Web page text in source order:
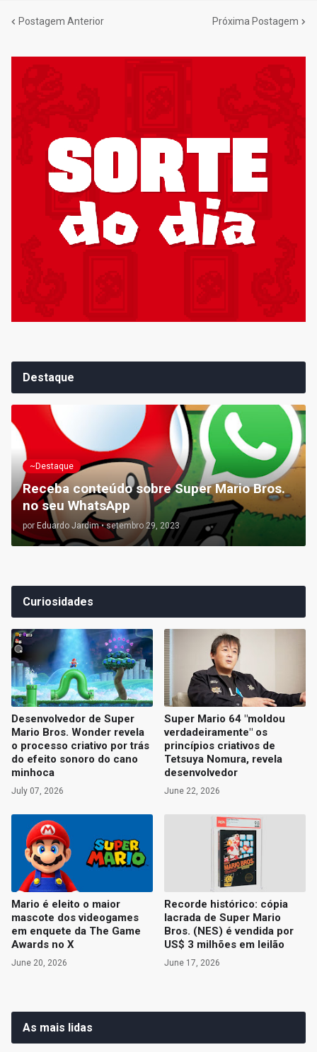
Postagem Anterior Próxima Postagem
Destaque
~Destaque
Receba conteúdo sobre Super Mario Bros.
no seu WhatsApp
por Eduardo Jardim • setembro 29, 2023
Curiosidades
Desenvolvedor de Super
Mario Bros. Wonder revela
o processo criativo por trás
do efeito sonoro do cano
minhoca
July 07, 2026
Super Mario 64 "moldou
verdadeiramente" os
princípios criativos de
Tetsuya Nomura, revela
desenvolvedor
June 22, 2026
Mario é eleito o maior
mascote dos videogames
em enquete da The Game
Awards no X
June 20, 2026
Recorde histórico: cópia
lacrada de Super Mario
Bros. (NES) é vendida por
US$ 3 milhões em leilão
June 17, 2026
As mais lidas